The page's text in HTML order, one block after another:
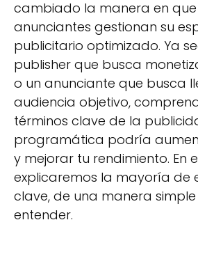
cambiado la manera en que
anunciantes gestionan su
publicitario optimizado. Ya
publisher que busca
o un anunciante que busca
audiencia objetivo,
términos clave de la
programática podría
y mejorar tu rendimiento. En
explicaremos la mayoría de
clave, de una manera
entender.